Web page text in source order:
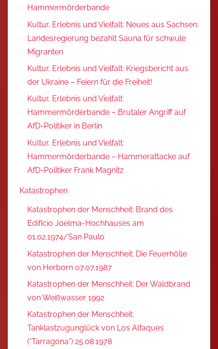
Hammermörderbande
Kultur, Erlebnis und Vielfalt: Neues aus Sachsen:
Landesregierung bezahlt Sauna für schwule
Migranten
Kultur, Erlebnis und Vielfalt: Kriegsbericht aus
der Ukraine – Feiern für die Freiheit!
Kultur, Erlebnis und Vielfalt:
Hammermörderbande – Brutaler Angriff auf
AfD-Politiker in Berlin
Kultur, Erlebnis und Vielfalt:
Hammermörderbande – Hammerattacke auf
AfD-Politiker Frank Magnitz
Katastrophen
Katastrophen der Menschheit: Brand des
Edifício Joelma-Hochhauses am
01.02.1974/San Paulo
Katastrophen der Menschheit: Die Feuerhölle
von Herborn 07.07.1987
Katastrophen der Menschheit: Der Waldbrand
von Weißwasser 1992
Katastrophen der Menschheit:
Tanklastzugunglück von Los Alfaques
(“Tarragona”) 25.08.1978